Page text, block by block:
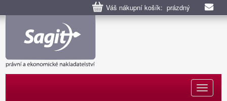
Váš nákupní košík: prázdný